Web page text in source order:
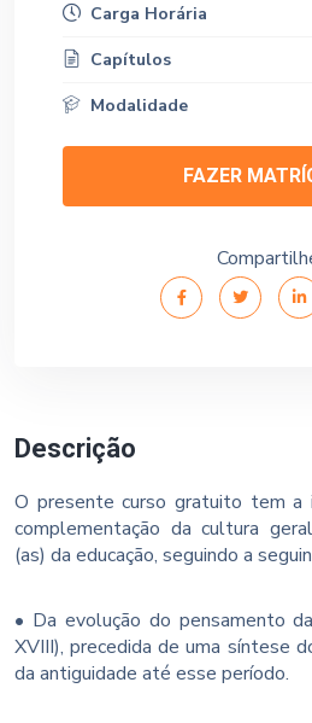
Descrição
O presente curso gratuito tem a
complementação da cultura
(as) da educação, seguindo a
• Da evolução do pensamento
XVIII), precedida de uma síntese
da antiguidade até esse período.
Carga Horária
Capítulos
Modalidade
FAZER